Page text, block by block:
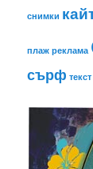
снимки
плаж реклама
сърф текст